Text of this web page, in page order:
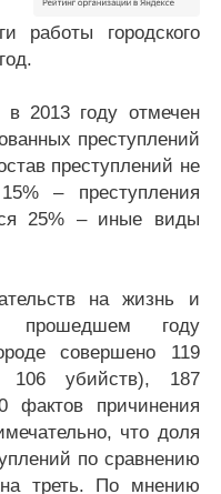
работы городского
в 2013 году отмечен
преступлений
преступлений не
– преступления
25% – иные виды
на жизнь и
прошедшем году
совершено 119
убийств), 187
фактов причинения
что доля
по сравнению
треть. По мнению